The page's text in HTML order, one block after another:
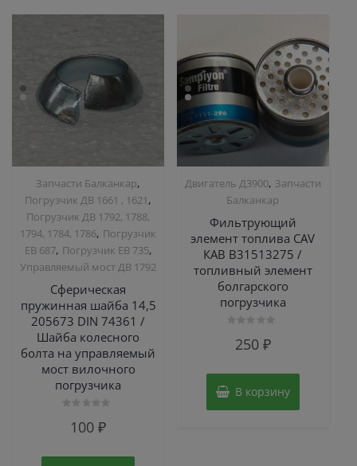
Запчасти Балканкар,
Погрузчик ДВ 1661 , 1621,
Погрузчик ДВ 1792, 1788,
1794, 1784, 1786, Погрузчик
ЕВ 687, Погрузчик ЕВ 735,
Управляемый мост ДВ 1792
Сферическая
пружинная шайба 14,5
205673 DIN 74361 /
Шайба колесного
болта на управляемый
мост вилочного
погрузчика
100₽
Двигатель Д3900, Запчасти
Балканкар
Фильтрующий
элемент топлива CAV
КАВ B31513275 /
топливный элемент
болгарского
погрузчика
250 ₽
В корзину